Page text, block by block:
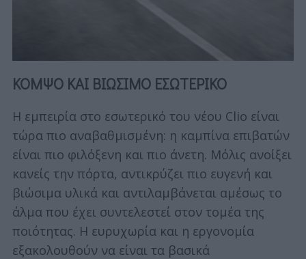
ΚΟΜΨΟ ΚΑΙ ΒΙΩΣΙΜΟ ΕΣΩΤΕΡΙΚΟ
Η εμπειρία στο εσωτερικό του νέου Clio είναι
τώρα πιο αναβαθμισμένη: η καμπίνα επιβατών
είναι πιο φιλόξενη και πιο άνετη. Μόλις ανοίξει
κανείς την πόρτα, αντικρύζει πιο ευγενή και
βιώσιμα υλικά και αντιλαμβάνεται αμέσως το
άλμα που έχει συντελεστεί στον τομέα της
ποιότητας. Η ευρυχωρία και η εργονομία
εξακολουθούν να είναι τα βασικά